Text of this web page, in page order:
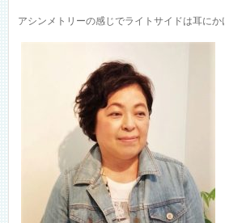
アシンメトリーの感じでライトサイドは耳にか